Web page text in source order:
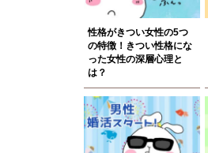
性格がきつい女性の5つ
の特徴！きつい性格にな
った女性の深層心理と
は？